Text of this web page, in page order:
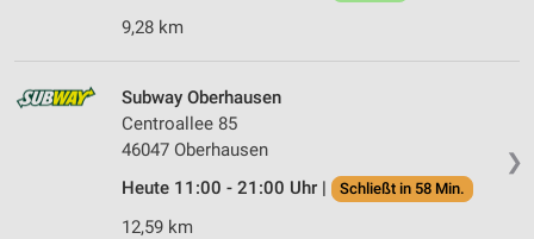
9,28 km
❯
Subway Oberhausen
Centroallee 85
46047 Oberhausen
Heute 11:00 - 21:00 Uhr |
Schließt in 58 Min.
12,59 km